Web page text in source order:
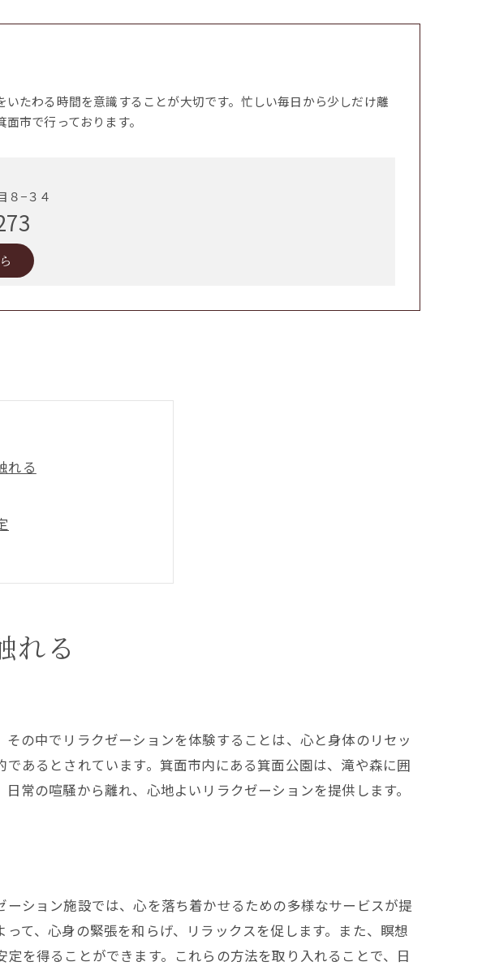
たわる時間を意識することが大切です。忙しい毎日から少しだけ離
市で行っております。
８−３４
れる
ンスポット
の質の向上
ス解消法
クゼーション
ション体験
クゼーション
ーチャージ
れる
の中でリラクゼーションを体験することは、心と身体のリセッ
あるとされています。箕面市内にある箕面公園は、滝や森に囲
常の喧騒から離れ、心地よいリラクゼーションを提供します。
ション施設では、心を落ち着かせるための多様なサービスが提
て、心身の緊張を和らげ、リラックスを促します。また、瞑想
を得ることができます。これらの方法を取り入れることで、日